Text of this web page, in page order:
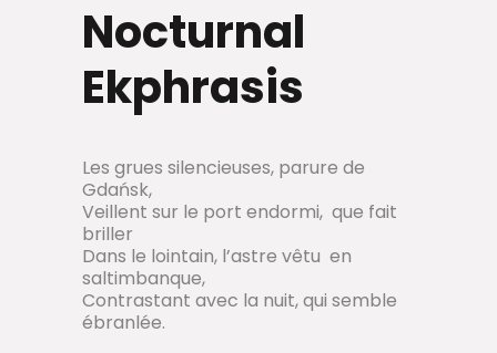
Nocturnal
Ekphrasis
Les grues silencieuses, parure de
Gdańsk,
Veillent sur le port endormi, que fait
briller
Dans le lointain, l’astre vêtu en
saltimbanque,
Contrastant avec la nuit, qui semble
ébranlée.